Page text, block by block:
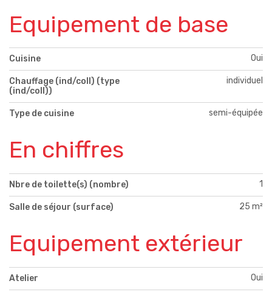
Equipement de base
Cuisine Oui
Chauffage (ind/coll) (type
(ind/coll))
individuel
Type de cuisine semi-équipée
En chiffres
Nbre de toilette(s) (nombre) 1
Salle de séjour (surface) 25 m²
Equipement extérieur
Atelier Oui